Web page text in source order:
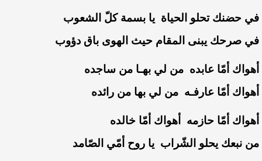
في حضنك تحلو الحياة يا بسمة كلّ الشعوب
في صرحك يبنى المقام حيث الهوى باق دؤوب
أهواك أمّا عابده من لي بهـا من ساجده
أهواك أمّا عارفـه من لي بها من رائده
أهواك أمّا حازمه أهواك أمّا خالده
من نبعك يحلو الشّراب يا روح أمّي الصّامد